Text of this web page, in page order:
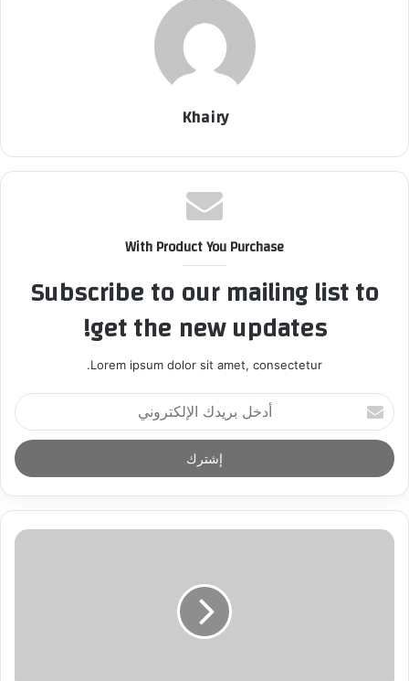
Khairy
With Product You Purchase
Subscribe to our mailing list to
get the new updates!
Lorem ipsum dolor sit amet, consectetur.
أ
د
خ
ل
ر
د